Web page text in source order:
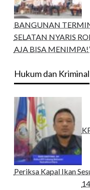
BANGUNAN
SELATAN NYARIS
AJA BISA
Hukum dan Kriminal
Periksa Kapal Ikan